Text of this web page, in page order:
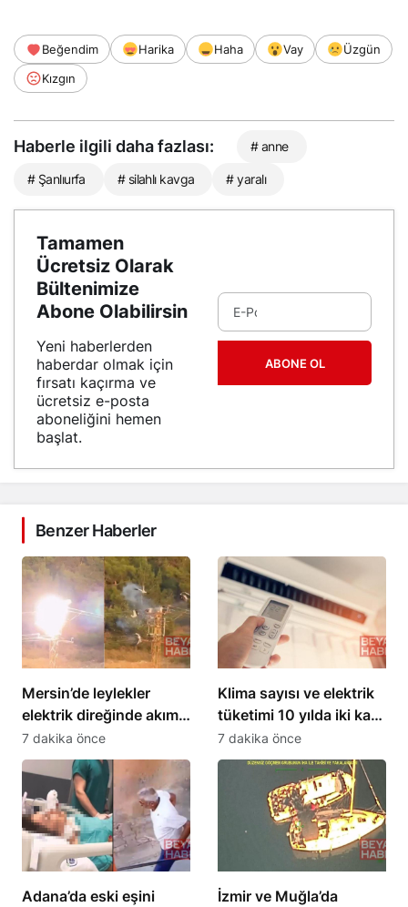
Beğendim Harika Haha Vay
Üzgün
Kızgın
Haberle ilgili daha fazlası: # anne
# Şanlıurfa # silahlı kavga # yaralı
Tamamen
Ücretsiz Olarak
Bültenimize
Abone Olabilirsin
Yeni haberlerden
haberdar olmak için
fırsatı kaçırma ve
ücretsiz e-posta
aboneliğini hemen
başlat.
ABONE OL
Benzer Haberler
Mersin’de leylekler
elektrik direğinde akıma
kapıldı, 3’ü öldü
7 dakika önce
Klima sayısı ve elektrik
tüketimi 10 yılda iki kat
artacak
7 dakika önce
Adana’da eski eşini
İzmir ve Muğla’da